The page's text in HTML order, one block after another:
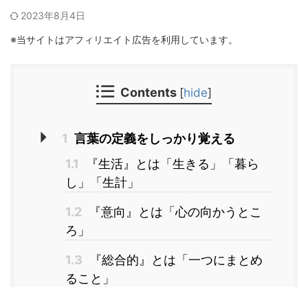
2023年8月4日
※当サイトはアフィリエイト広告を利用しています。
Contents [hide]
1 言葉の定義をしっかり覚える
1.1
『生活』とは「生きる」「暮ら
し」「生計」
1.2
『意向』とは「心の向かうとこ
ろ」
1.3
『総合的』とは「一つにまとめ
ること」